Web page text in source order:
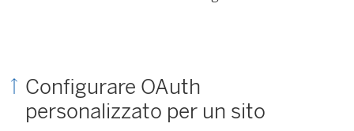
Configurare OAuth
personalizzato per un sito